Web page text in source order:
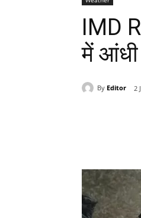
IMD
में आंधी
By Editor 2